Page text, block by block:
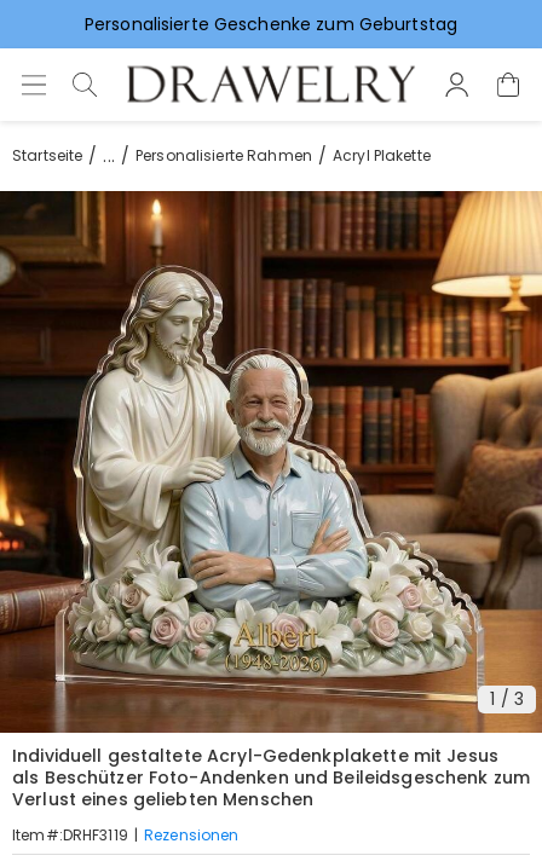
Vorlieben für Hochzeitsgeschenke
Startseite ... Personalisierte Rahmen Acryl Plakette
1 / 3
Individuell gestaltete Acryl-Gedenkplakette mit Jesus
als Beschützer Foto-Andenken und Beileidsgeschenk zum
Verlust eines geliebten Menschen
Item#:DRHF3119 | Rezensionen